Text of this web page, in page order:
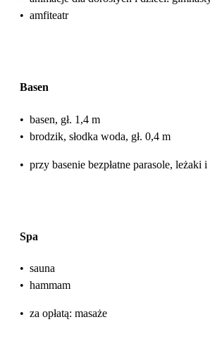
• amfiteatr
Basen
• basen, gł. 1,4 m
• brodzik, słodka woda, gł. 0,4 m
• przy basenie bezpłatne parasole, leżaki
Spa
• sauna
• hammam
• za opłatą: masaże